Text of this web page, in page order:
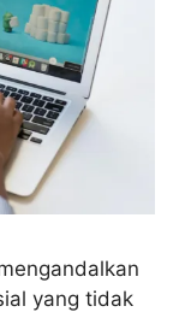
yang tidak